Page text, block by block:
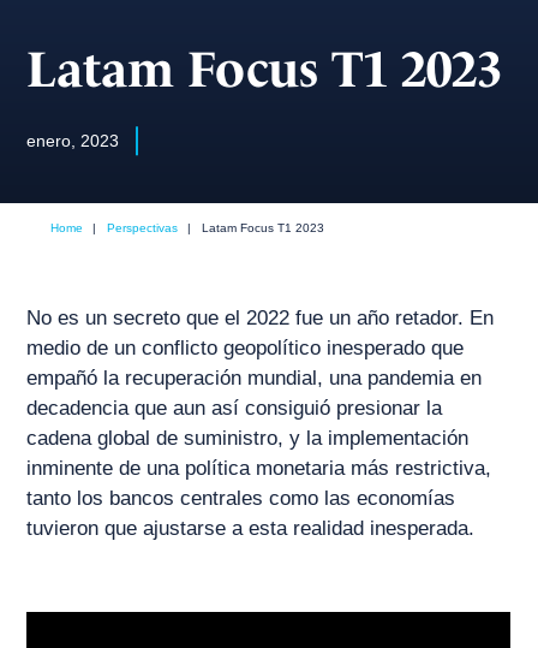
Latam Focus T1 2023
enero, 2023
Home | Perspectivas | Latam Focus T1 2023
No es un secreto que el 2022 fue un año retador. En
medio de un conflicto geopolítico inesperado que
empañó la recuperación mundial, una pandemia en
decadencia que aun así consiguió presionar la
cadena global de suministro, y la implementación
inminente de una política monetaria más restrictiva,
tanto los bancos centrales como las economías
tuvieron que ajustarse a esta realidad inesperada.